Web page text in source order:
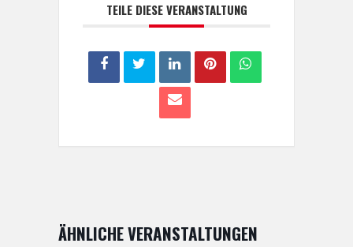
TEILE DIESE VERANSTALTUNG
ÄHNLICHE VERANSTALTUNGEN